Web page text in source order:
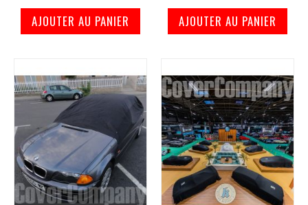
AJOUTER AU PANIER AJOUTER AU PANIER